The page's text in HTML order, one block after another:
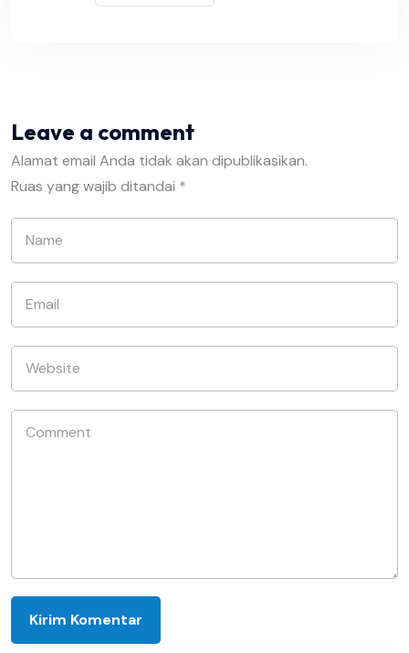
Leave a comment
Alamat email Anda tidak akan dipublikasikan.
Ruas yang wajib ditandai *